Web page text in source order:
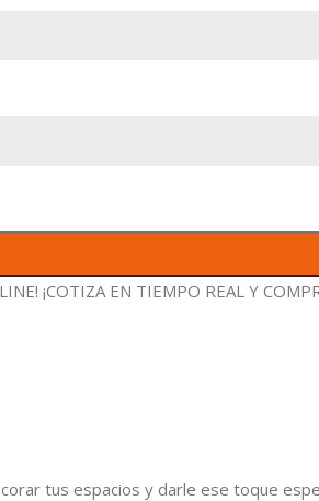
¡COTIZA EN TIEMPO REAL Y
tus espacios y darle ese toque